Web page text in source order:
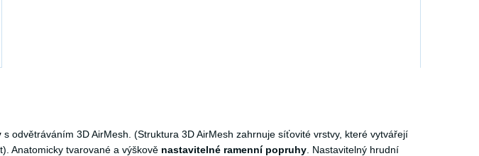
s odvětráváním 3D AirMesh. (Struktura 3D AirMesh zahrnuje síťovité vrstvy, které vytvářejí
Anatomicky tvarované a výškově nastavitelné ramenní popruhy . Nastavitelný hrudní